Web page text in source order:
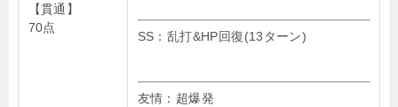
【貫通】
70点
SS：乱打&HP回復(13ターン)
友情：超爆発